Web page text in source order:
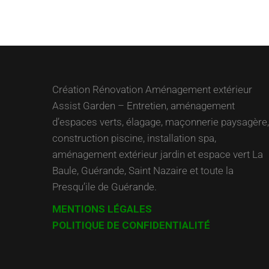
Création Rénovation Aménagement extérieur
Assist Garden – Entretien, aménagement
d’espaces verts, élagage, maçonnerie paysagère,
construction piscine, installation spa,
aménagement extérieur jardin et espace vert La
Baule, Guérande, Saint Nazaire et toute la
Presqu’ile de Guérande.
MENTIONS LÉGALES
POLITIQUE DE CONFIDENTIALITÉ